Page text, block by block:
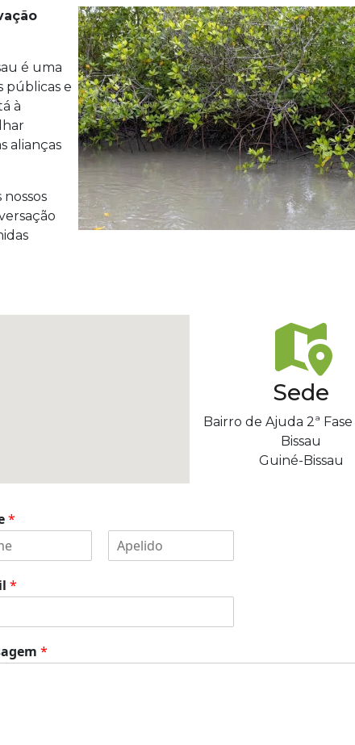
é uma
públicas e
à
alianças
Sede
Bairro de Ajuda 2ª Fase
Bissau
Guiné-Bissau
*
n
*
*